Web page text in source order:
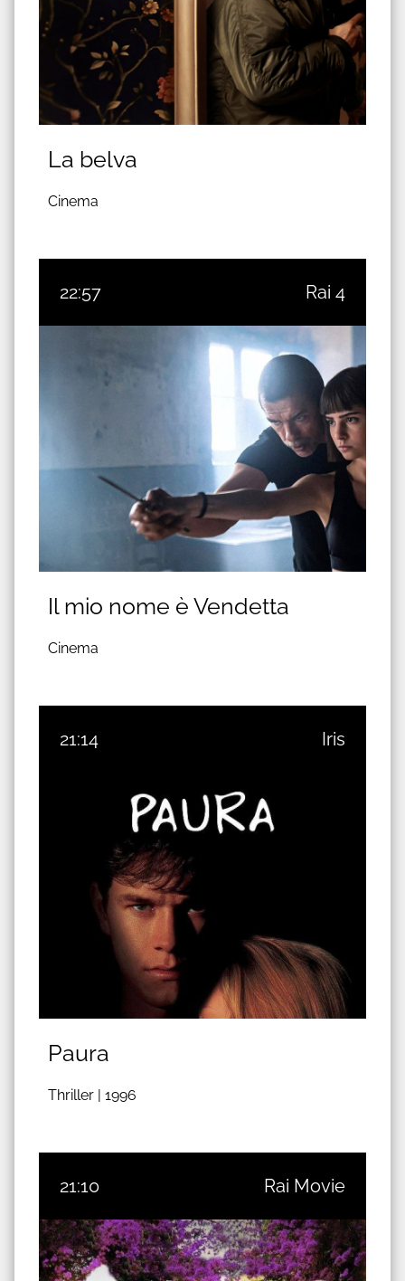
La belva
Cinema
22:57 Rai 4
Il mio nome è Vendetta
Cinema
21:14 Iris
Paura
Thriller | 1996
21:10 Rai Movie